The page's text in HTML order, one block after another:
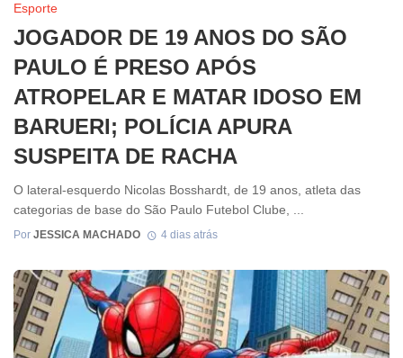
Esporte
JOGADOR DE 19 ANOS DO SÃO
PAULO É PRESO APÓS
ATROPELAR E MATAR IDOSO EM
BARUERI; POLÍCIA APURA
SUSPEITA DE RACHA
O lateral-esquerdo Nicolas Bosshardt, de 19 anos, atleta das
categorias de base do São Paulo Futebol Clube, ...
Por JESSICA MACHADO 4 dias atrás